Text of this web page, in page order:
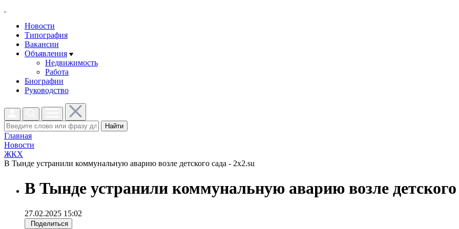
Новости
Типография
Вакансии
Объявления
Недвижимость
Работа
Биографии
Руководство
Найти
Главная
Новости
ЖКХ
В Тынде устранили коммунальную аварию возле детского сада - 2x2.su
В Тынде устранили коммунальную аварию возле детского
27.02.2025 15:02
Поделиться